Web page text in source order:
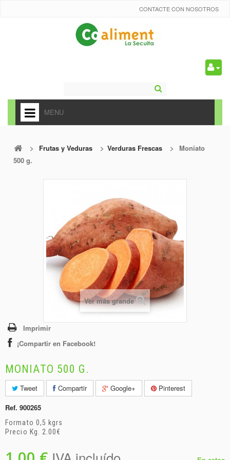
CONTACTE CON NOSOTROS
MENU
+
ALIMENTACIÓN
CARNICERÍA Y CHARCUTERÍA
CONGELADOS
> Frutas y Veduras > Verduras Frescas >
Moniato
500 g.
Ver más grande
Imprimir
¡Compartir en Facebook!
MONIATO 500 G.
Tweet Compartir Google+
Pinterest
Ref. 900265
Formato 0,5 kgrs
Precio Kg. 2.00€